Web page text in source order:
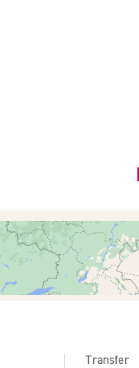
Transfer